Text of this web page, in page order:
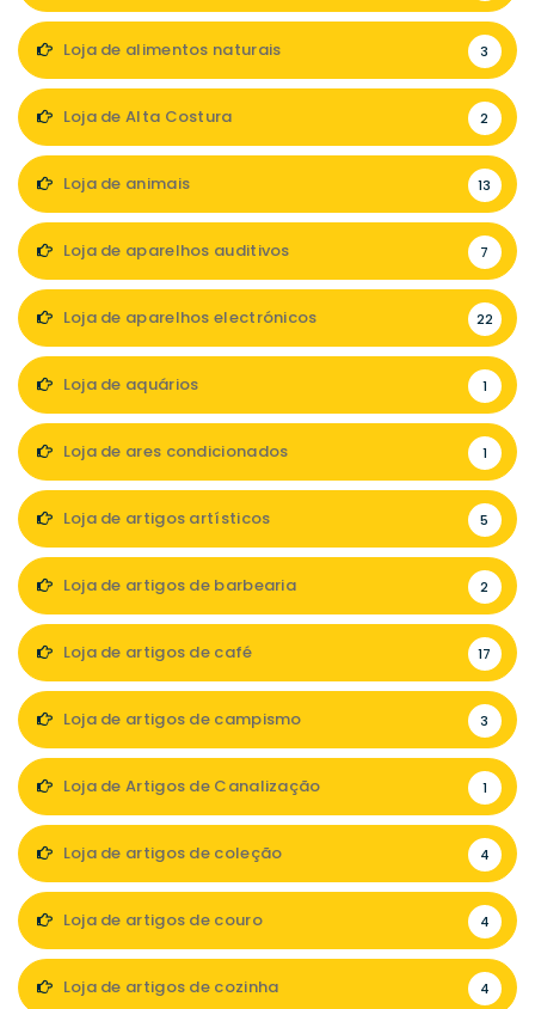
Loja de alimentos naturais 3
Loja de Alta Costura 2
Loja de animais 13
Loja de aparelhos auditivos 7
Loja de aparelhos electrónicos 22
Loja de aquários 1
Loja de ares condicionados 1
Loja de artigos artísticos 5
Loja de artigos de barbearia 2
Loja de artigos de café 17
Loja de artigos de campismo 3
Loja de Artigos de Canalização 1
Loja de artigos de coleção 4
Loja de artigos de couro 4
Loja de artigos de cozinha 4